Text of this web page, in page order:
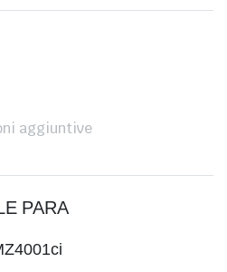
aggiuntive
PARA